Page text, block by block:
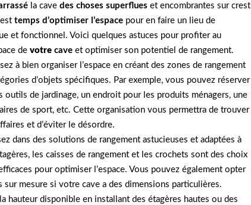
la cave des choses superflues et encombrantes sur crest
temps d’optimiser l’espace pour en faire un lieu de
et fonctionnel. Voici quelques astuces pour profiter au
de votre cave et optimiser son potentiel de rangement.
à bien organiser l’espace en créant des zones de rangement
d’objets spécifiques. Par exemple, vous pouvez réserver
outils de jardinage, un endroit pour les produits ménagers, une
de sport, etc. Cette organisation vous permettra de trouver
et d’éviter le désordre.
dans des solutions de rangement astucieuses et adaptées à
les caisses de rangement et les crochets sont des choix
pour optimiser l’espace. Vous pouvez également opter
sur mesure si votre cave a des dimensions particulières.
hauteur disponible en installant des étagères hautes ou des